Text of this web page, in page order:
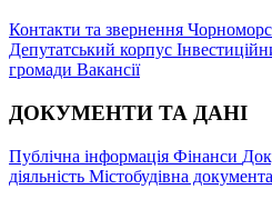
Контакти та звернення
Депутатський корпус
громади Вакансії
ДОКУМЕНТИ ТА ДАНІ
Публічна інформація Фінанси
діяльність Містобудівна